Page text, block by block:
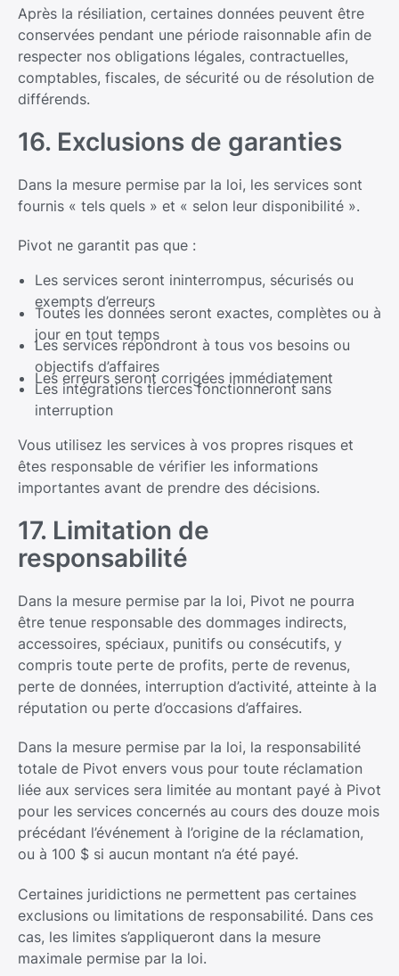
Après la résiliation, certaines données peuvent être
conservées pendant une période raisonnable afin de
respecter nos obligations légales, contractuelles,
comptables, fiscales, de sécurité ou de résolution de
différends.
16. Exclusions de garanties
Dans la mesure permise par la loi, les services sont
fournis « tels quels » et « selon leur disponibilité ».
Pivot ne garantit pas que :
Les services seront ininterrompus, sécurisés ou
exempts d’erreurs
Toutes les données seront exactes, complètes ou à
jour en tout temps
Les services répondront à tous vos besoins ou
objectifs d’affaires
Les erreurs seront corrigées immédiatement
Les intégrations tierces fonctionneront sans
interruption
Vous utilisez les services à vos propres risques et
êtes responsable de vérifier les informations
importantes avant de prendre des décisions.
17. Limitation de
responsabilité
Dans la mesure permise par la loi, Pivot ne pourra
être tenue responsable des dommages indirects,
accessoires, spéciaux, punitifs ou consécutifs, y
compris toute perte de profits, perte de revenus,
perte de données, interruption d’activité, atteinte à la
réputation ou perte d’occasions d’affaires.
Dans la mesure permise par la loi, la responsabilité
totale de Pivot envers vous pour toute réclamation
liée aux services sera limitée au montant payé à Pivot
pour les services concernés au cours des douze mois
précédant l’événement à l’origine de la réclamation,
ou à 100 $ si aucun montant n’a été payé.
Certaines juridictions ne permettent pas certaines
exclusions ou limitations de responsabilité. Dans ces
cas, les limites s’appliqueront dans la mesure
maximale permise par la loi.